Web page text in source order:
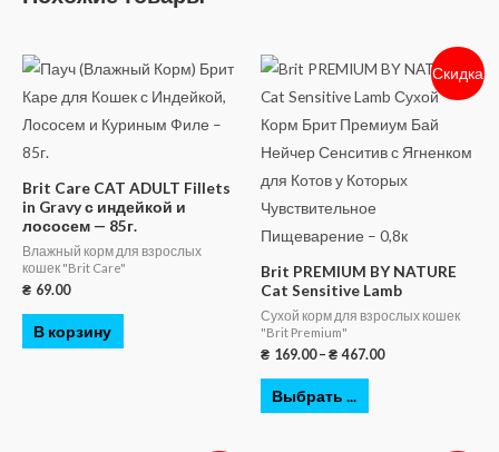
Brit Care CAT ADULT Fillets
in Gravy с индейкой и
лососем — 85г.
Влажный корм для взрослых
кошек "Brit Care"
₴ 69.00
В корзину
Скидка
Brit PREMIUM BY NATURE
Cat Sensitive Lamb
Сухой корм для взрослых кошек
"Brit Premium"
₴ 169.00– ₴ 467.00
Выбрать ...